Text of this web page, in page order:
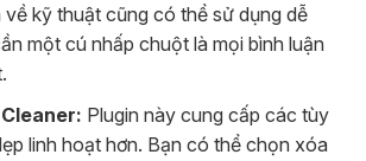
về kỹ thuật cũng có thể sử dụng dễ
một cú nhấp chuột là mọi bình luận
Plugin này cung cấp các tùy
linh hoạt hơn. Bạn có thể chọn xóa